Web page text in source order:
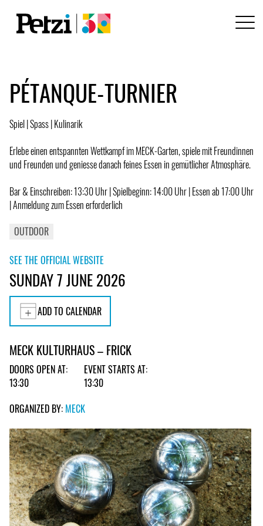
PÉTANQUE-TURNIER
Spiel | Spass | Kulinarik
Erlebe einen entspannten Wettkampf im MECK-Garten, spiele mit Freundinnen
und Freunden und geniesse danach feines Essen in gemütlicher Atmosphäre.
Bar & Einschreiben: 13:30 Uhr | Spielbeginn: 14:00 Uhr | Essen ab 17:00 Uhr
| Anmeldung zum Essen erforderlich
OUTDOOR
SEE THE OFFICIAL WEBSITE
SUNDAY 7 JUNE 2026
ADD TO CALENDAR
MECK KULTURHAUS – FRICK
DOORS OPEN AT:
13:30
EVENT STARTS AT:
13:30
ORGANIZED BY: MECK